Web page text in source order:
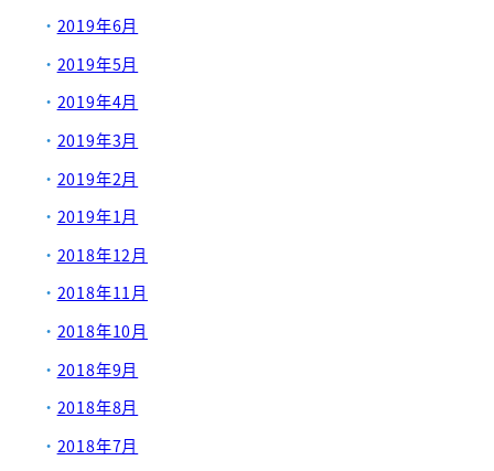
2019年6月
2019年5月
2019年4月
2019年3月
2019年2月
2019年1月
2018年12月
2018年11月
2018年10月
2018年9月
2018年8月
2018年7月